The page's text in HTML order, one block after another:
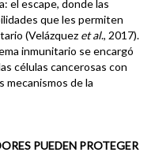
el escape, donde las
que les permiten
(Velázquez et al., 2017).
inmunitario se encargó
células cancerosas con
mecanismos de la
PUEDEN PROTEGER